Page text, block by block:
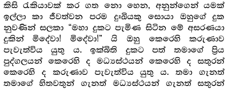
කිසි රැකියාවක් කර ගත නො හෙන, අනුන්ගෙන් යමක්
ඉල්ලා කා ජීවත්වන පරම දුඃඛියකු සොයා ඔහුගේ දුක
නුවණින් සලකා “මහා දුකට පැමිණ සිටින මේ අසරණයා
දුකින් මිදේවා! මිදේවා!” යි ඔහු කෙරෙහි කරුණාව
පැවැත්විය යුතු ය. ඉක්බිති දුකට පත් තමාගේ ප්‍රිය
පුද්ගලයන් කෙරෙහි ද මධ්‍යස්ථයන් කෙරෙහි ද සතුරන්
කෙරෙහි ද කරුණාව පැවැත්විය යුතු ය. තමා ගැනත්
තමාගේ හිතවතුන් ගැනත් මධ්‍යස්ථයන් ගැනත් සතුරන්